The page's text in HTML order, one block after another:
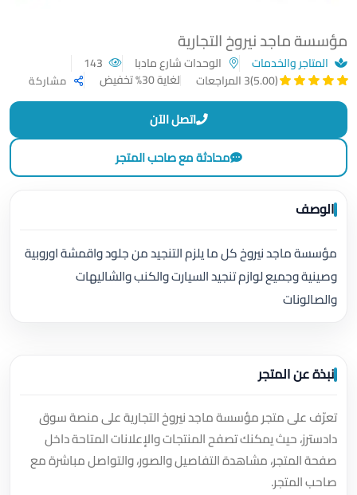
مؤسسة ماجد نيروخ التجارية
المتاجر والخدمات الوحدات شارع مادبا
(5.00)
3 المراجعات لغاية 30% تخفيض مشاركة
اتصل الآن
محادثة مع صاحب المتجر
الوصف
مؤسسة ماجد نيروخ كل ما يلزم التنجيد من جلود واقمشة اوروبية
وصينية وجميع لوازم تنجيد السيارت والكنب والشاليهات
والصالونات
نبذة عن المتجر
تعرّف على متجر مؤسسة ماجد نيروخ التجارية على منصة سوق
دادسترز، حيث يمكنك تصفح المنتجات والإعلانات المتاحة داخل
صفحة المتجر، مشاهدة التفاصيل والصور، والتواصل مباشرة مع
صاحب المتجر.